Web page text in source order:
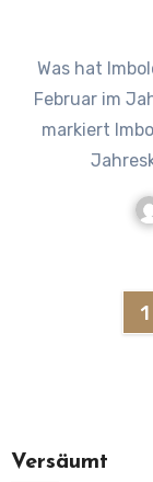
Was hat Imbolc für eine Bedeutung – warum der 1.
Februar im
markiert
1
Versäumt